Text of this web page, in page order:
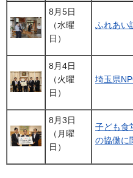
8月5日
（水曜
日）
ふれあい
8月4日
（火曜
日）
埼玉県
8月3日
（月曜
日）
子ども食
の協働に